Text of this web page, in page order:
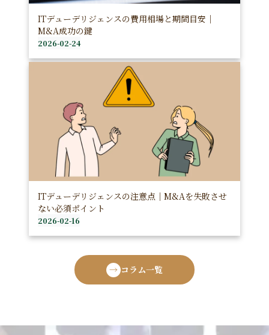
ITデューデリジェンスの費用相場と期間目安｜
M&A成功の鍵
2026-02-24
ITデューデリジェンスの注意点｜M&Aを失敗させ
ない必須ポイント
2026-02-16
コラム一覧